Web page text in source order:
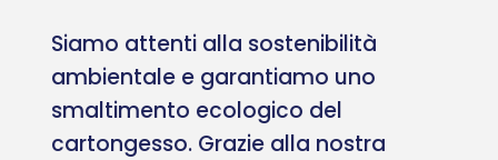
Siamo attenti alla sostenibilità
ambientale e garantiamo uno
smaltimento ecologico del
cartongesso. Grazie alla nostra